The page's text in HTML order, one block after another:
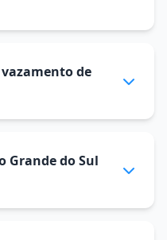
de
Grande do Sul